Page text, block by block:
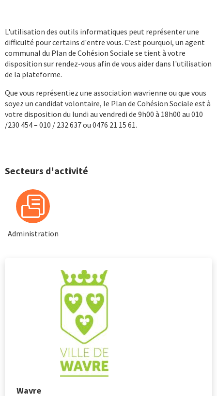
L'utilisation des outils informatiques peut représenter une
difficulté pour certains d'entre vous. C’est pourquoi, un agent
communal du Plan de Cohésion Sociale se tient à votre
disposition sur rendez-vous afin de vous aider dans l'utilisation
de la plateforme.
Que vous représentiez une association wavrienne ou que vous
soyez un candidat volontaire, le Plan de Cohésion Sociale est à
votre disposition du lundi au vendredi de 9h00 à 18h00 au 010
/230 454 – 010 / 232 637 ou 0476 21 15 61.
Secteurs d'activité
Administration
Wavre